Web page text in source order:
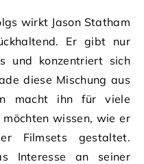
wirkt Jason Statham
Er gibt nur
und konzentriert sich
diese Mischung aus
macht ihn für viele
möchten wissen, wie er
Filmsets gestaltet.
Interesse an seiner